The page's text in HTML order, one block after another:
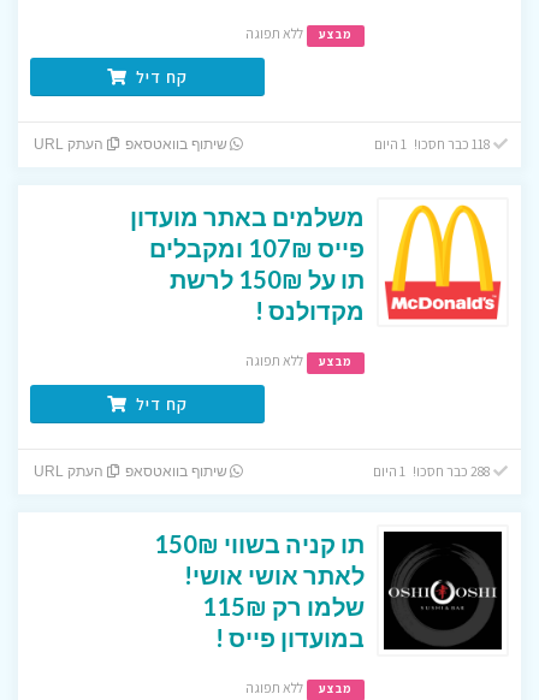
מבצע ללא תפוגה
קח דיל
118 כבר חסכו! 1 היום שיתוף בוואטסאפ העתק URL
משלמים באתר מועדון
פייס 107₪ ומקבלים
תו על 150₪ לרשת
מקדולנס !
מבצע ללא תפוגה
קח דיל
288 כבר חסכו! 1 היום שיתוף בוואטסאפ העתק URL
תו קניה בשווי 150₪
לאתר אושי אושי!
שלמו רק 115₪
במועדון פייס !
מבצע ללא תפוגה